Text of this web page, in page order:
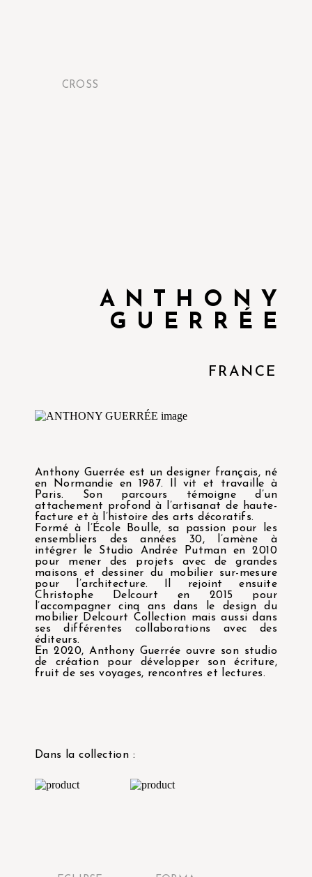
CROSS
ANTHONY
GUERRÉE
FRANCE
Anthony Guerrée est un designer français, né
en Normandie en 1987. Il vit et travaille à
Paris. Son parcours témoigne d’un
attachement profond à l’artisanat de haute-
facture et à l’histoire des arts décoratifs.
Formé à l’École Boulle, sa passion pour les
ensembliers des années 30, l’amène à
intégrer le Studio Andrée Putman en 2010
pour mener des projets avec de grandes
maisons et dessiner du mobilier sur-mesure
pour l’architecture. Il rejoint ensuite
Christophe Delcourt en 2015 pour
l’accompagner cinq ans dans le design du
mobilier Delcourt Collection mais aussi dans
ses différentes collaborations avec des
éditeurs.
En 2020, Anthony Guerrée ouvre son studio
de création pour développer son écriture,
fruit de ses voyages, rencontres et lectures.
Dans la collection :